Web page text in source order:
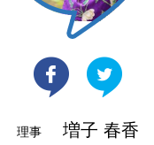
理事 増子 春香